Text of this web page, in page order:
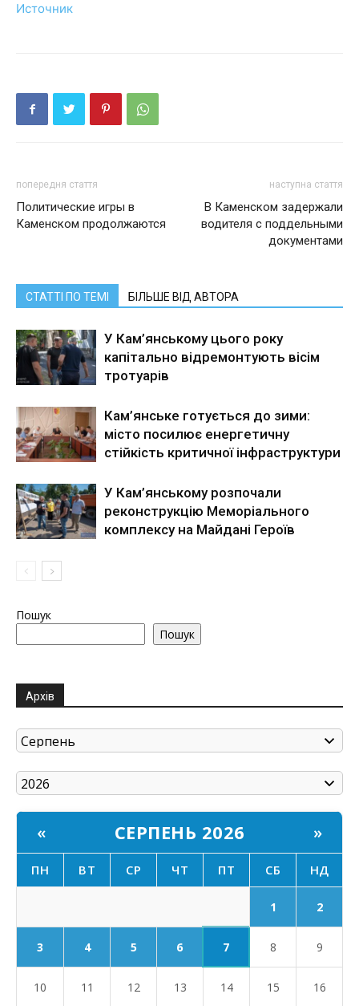
Источник
попередня стаття
Политические игры в
Каменском продолжаются
наступна стаття
В Каменском задержали
водителя с поддельными
документами
СТАТТІ ПО ТЕМІ БІЛЬШЕ ВІД АВТОРА
У Кам’янському цього року
капітально відремонтують вісім
тротуарів
Кам’янське готується до зими:
місто посилює енергетичну
стійкість критичної інфраструктури
У Кам’янському розпочали
реконструкцію Меморіального
комплексу на Майдані Героїв
Пошук
Пошук
Архів
« СЕРПЕНЬ 2026 »
ПН ВТ СР ЧТ ПТ СБ НД
1 2
3 4 5 6 7 8 9
10 11 12 13 14 15 16